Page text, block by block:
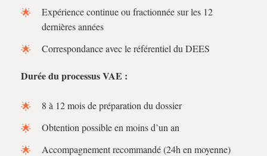
Expérience continue ou fractionnée sur les 12
dernières années
Correspondance avec le référentiel du DEES
Durée du processus VAE :
8 à 12 mois de préparation du dossier
Obtention possible en moins d’un an
Accompagnement recommandé (24h en moyenne)